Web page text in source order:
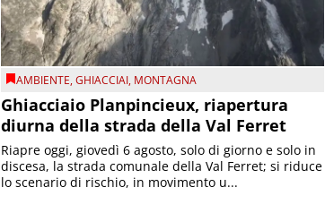
AMBIENTE,GHIACCIAI, MONTAGNA
Ghiacciaio Planpincieux, riapertura
diurna della strada della Val Ferret
Riapre oggi, giovedì 6 agosto, solo di giorno e solo in
discesa, la strada comunale della Val Ferret; si riduce
lo scenario di rischio, in movimento u...